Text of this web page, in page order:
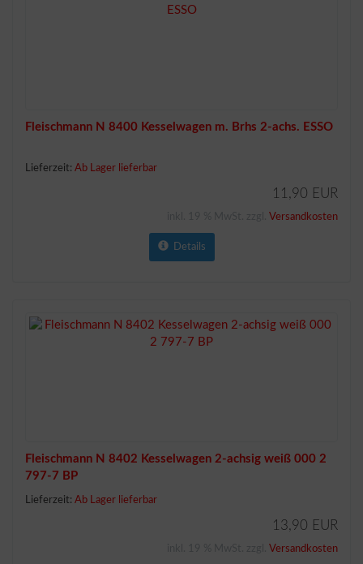
Fleischmann N 8400 Kesselwagen m. Brhs 2-achs. ESSO
Lieferzeit: Ab Lager lieferbar
11,90 EUR
Versandkosten
Details
Fleischmann N 8402 Kesselwagen 2-achsig weiß 000 2
797-7 BP
Lieferzeit: Ab Lager lieferbar
13,90 EUR
Versandkosten